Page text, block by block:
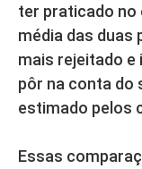
ter praticado no
média das duas
mais rejeitado e
pôr na conta do
estimado pelos
Essas